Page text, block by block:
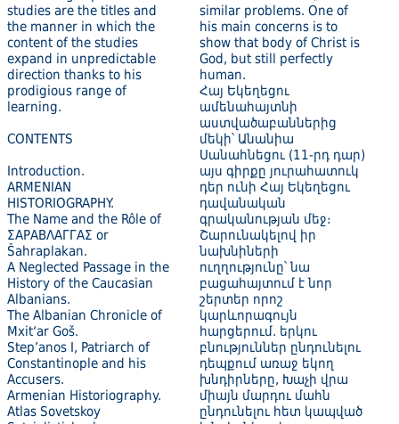
studies are the titles and
the manner in which the
content of the studies
expand in unpredictable
direction thanks to his
prodigious range of
learning.
CONTENTS
Introduction.
ARMENIAN
HISTORIOGRAPHY.
The Name and the Rôle of
ΣΑΡΑΒΛΑΓΓΑΣ or
Šahraplakan.
A Neglected Passage in the
History of the Caucasian
Albanians.
The Albanian Chronicle of
Mxit‘ar Goš.
Step’anos I, Patriarch of
Constantinople and his
Accusers.
Armenian Historiography.
Atlas Sovetskoy
similar problems. One of
his main concerns is to
show that body of Christ is
God, but still perfectly
human.
Հայ Եկեղեցու
ամենահայտնի
աստվածաբաններից
մեկի՝ Անանիա
Սանահնեցու (11-րդ դար)
այս գիրքը յուրահատուկ
դեր ունի Հայ Եկեղեցու
դավանական
գրականության մեջ։
Շարունակելով իր
նախնիների
ուղղությունը՝ նա
բացահայտում է նոր
շերտեր որոշ
կարևորագույն
հարցերում. երկու
բնություններ ընդունելու
դեպքում առաջ եկող
խնդիրները, Խաչի վրա
միայն մարդու մահն
ընդունելու հետ կապված